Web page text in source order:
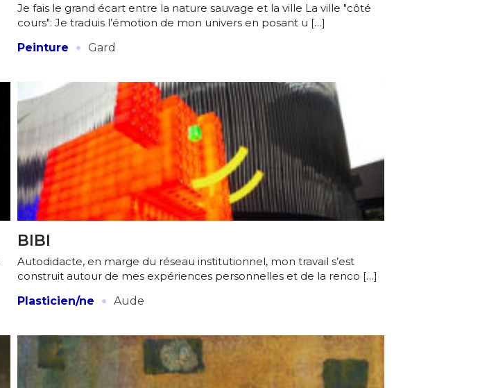
Je fais le grand écart entre la nature sauvage et la ville La ville "côté
cours": Je traduis l’émotion de mon univers en posant u […]
Peinture
· Gard
BIBI
Autodidacte, en marge du réseau institutionnel, mon travail s’est
construit autour de mes expériences personnelles et de la renco […]
Plasticien/ne
· Aude